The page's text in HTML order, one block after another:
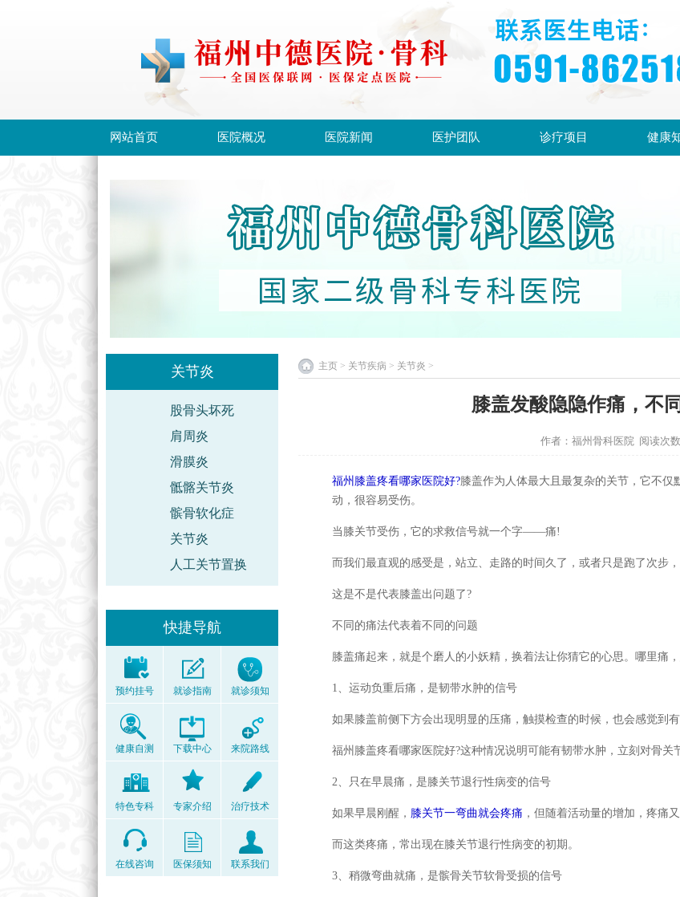
网站首页 医院概况 医院新闻 医护团队 诊疗项目 健康
关节炎
股骨头坏死
肩周炎
滑膜炎
骶髂关节炎
髌骨软化症
关节炎
人工关节置换
快捷导航
预约挂号 就诊指南 就诊须知
健康自测 下载中心 来院路线
特色专科 专家介绍 治疗技术
在线咨询 医保须知 联系我们
主页 > 关节疾病 > 关节炎 >
膝盖发酸隐隐作痛，不
作者：福州骨科医院 阅读次
福州膝盖疼看哪家医院好?膝盖作为人体最大且最复杂的关节，它不
动，很容易受伤。
当膝关节受伤，它的求救信号就一个字——痛!
而我们最直观的感受是，站立、走路的时间久了，或者只是跑了次
这是不是代表膝盖出问题了?
不同的痛法代表着不同的问题
膝盖痛起来，就是个磨人的小妖精，换着法让你猜它的心思。哪里痛
1、运动负重后痛，是韧带水肿的信号
如果膝盖前侧下方会出现明显的压痛，触摸检查的时候，也会感觉到有
福州膝盖疼看哪家医院好?这种情况说明可能有韧带水肿，立刻对骨关
2、只在早晨痛，是膝关节退行性病变的信号
如果早晨刚醒， 膝关节一弯曲就会疼痛 ，但随着活动量的增加，疼痛
而这类疼痛，常出现在膝关节退行性病变的初期。
3、稍微弯曲就痛，是髌骨关节软骨受损的信号